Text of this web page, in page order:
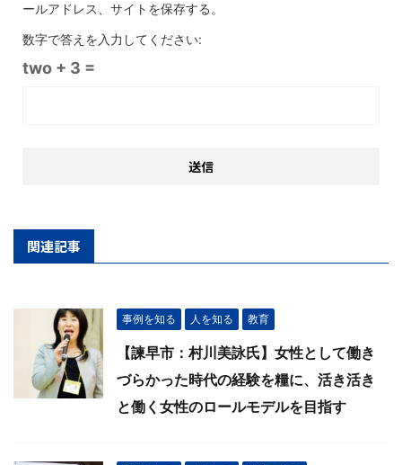
ールアドレス、サイトを保存する。
数字で答えを入力してください:
two + 3 =
関連記事
事例を知る 人を知る 教育
【諫早市：村川美詠氏】女性として働き
づらかった時代の経験を糧に、活き活き
と働く女性のロールモデルを目指す